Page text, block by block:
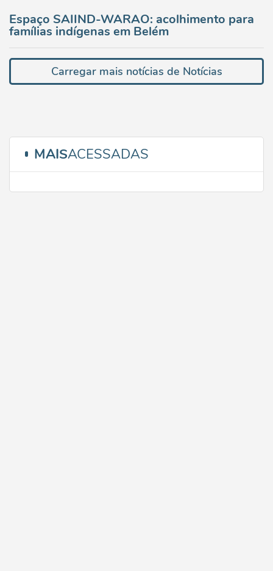
Espaço SAIIND-WARAO: acolhimento para
famílias indígenas em Belém
Carregar mais notícias de Notícias
MAISACESSADAS